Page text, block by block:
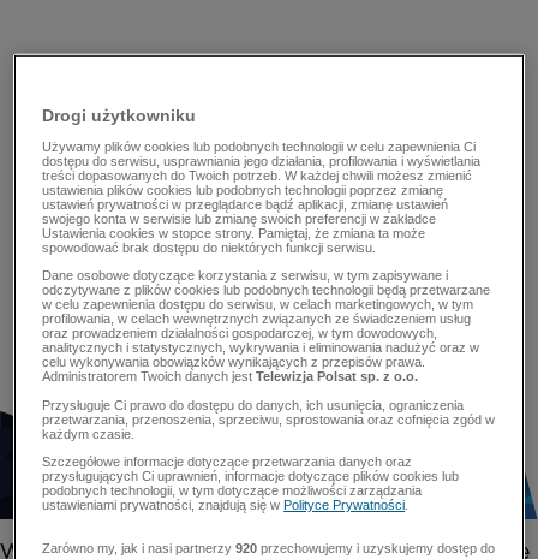
Drogi użytkowniku
Używamy plików cookies lub podobnych technologii w celu zapewnienia Ci
dostępu do serwisu, usprawniania jego działania, profilowania i wyświetlania
treści dopasowanych do Twoich potrzeb. W każdej chwili możesz zmienić
ustawienia plików cookies lub podobnych technologii poprzez zmianę
ustawień prywatności w przeglądarce bądź aplikacji, zmianę ustawień
swojego konta w serwisie lub zmianę swoich preferencji w zakładce
Ustawienia cookies w stopce strony. Pamiętaj, że zmiana ta może
spowodować brak dostępu do niektórych funkcji serwisu.
Dane osobowe dotyczące korzystania z serwisu, w tym zapisywane i
odczytywane z plików cookies lub podobnych technologii będą przetwarzane
w celu zapewnienia dostępu do serwisu, w celach marketingowych, w tym
profilowania, w celach wewnętrznych związanych ze świadczeniem usług
oraz prowadzeniem działalności gospodarczej, w tym dowodowych,
analitycznych i statystycznych, wykrywania i eliminowania nadużyć oraz w
celu wykonywania obowiązków wynikających z przepisów prawa.
Administratorem Twoich danych jestTelewizja Polsat sp. z o.o.
Przysługuje Ci prawo do dostępu do danych, ich usunięcia, ograniczenia
przetwarzania, przenoszenia, sprzeciwu, sprostowania oraz cofnięcia zgód w
każdym czasie.
Szczegółowe informacje dotyczące przetwarzania danych oraz
przysługujących Ci uprawnień, informacje dotyczące plików cookies lub
podobnych technologii, w tym dotyczące możliwości zarządzania
ustawieniami prywatności, znajdują się wPolityce Prywatności
Zarówno my, jak i nasi partnerzy920 przechowujemy i uzyskujemy dostęp do